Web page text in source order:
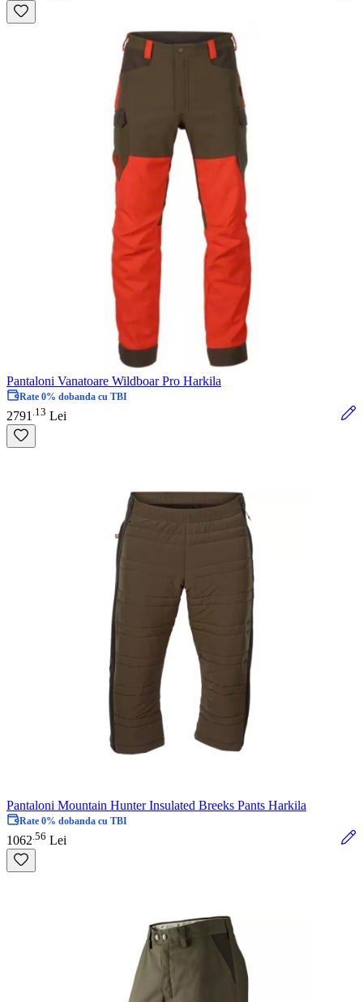
Pantaloni Vanatoare Wildboar Pro Harkila
Rate 0% dobanda cu TBI
2791 13 Lei
Pantaloni Mountain Hunter Insulated Breeks Pants Harkila
Rate 0% dobanda cu TBI
1062 56 Lei